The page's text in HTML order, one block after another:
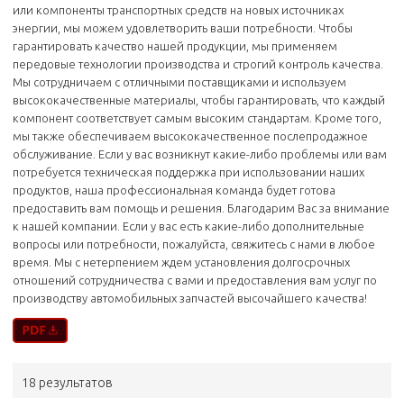
или компоненты транспортных средств на новых источниках
энергии, мы можем удовлетворить ваши потребности. Чтобы
гарантировать качество нашей продукции, мы применяем
передовые технологии производства и строгий контроль качества.
Мы сотрудничаем с отличными поставщиками и используем
высококачественные материалы, чтобы гарантировать, что каждый
компонент соответствует самым высоким стандартам. Кроме того,
мы также обеспечиваем высококачественное послепродажное
обслуживание. Если у вас возникнут какие-либо проблемы или вам
потребуется техническая поддержка при использовании наших
продуктов, наша профессиональная команда будет готова
предоставить вам помощь и решения. Благодарим Вас за внимание
к нашей компании. Если у вас есть какие-либо дополнительные
вопросы или потребности, пожалуйста, свяжитесь с нами в любое
время. Мы с нетерпением ждем установления долгосрочных
отношений сотрудничества с вами и предоставления вам услуг по
производству автомобильных запчастей высочайшего качества!
18 результатов